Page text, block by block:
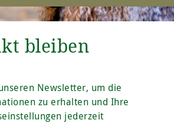
bleiben
Newsletter, um die
zu erhalten und Ihre
jederzeit